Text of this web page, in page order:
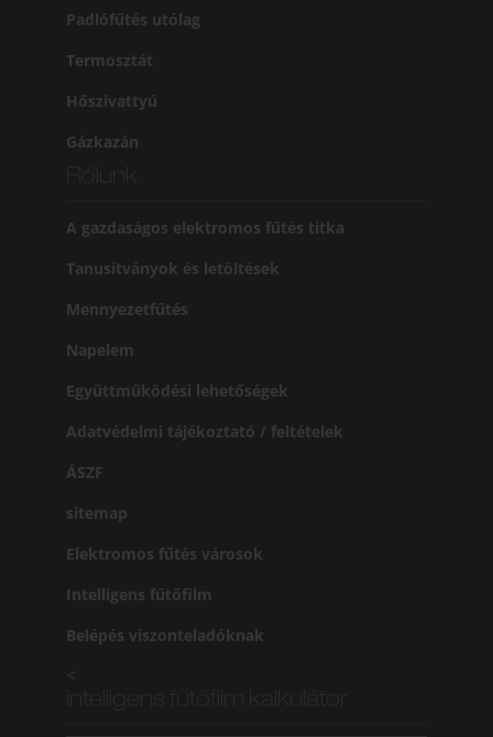
Padlófűtés utólag
Termosztát
Hőszivattyú
Gázkazán
A gazdaságos elektromos fűtés titka
Tanusítványok és letöltések
Mennyezetfűtés
Napelem
Együttműködési lehetőségek
Adatvédelmi tájékoztató / feltételek
ÁSZF
sitemap
Elektromos fűtés városok
Intelligens fűtőfilm
Belépés viszonteladóknak
<